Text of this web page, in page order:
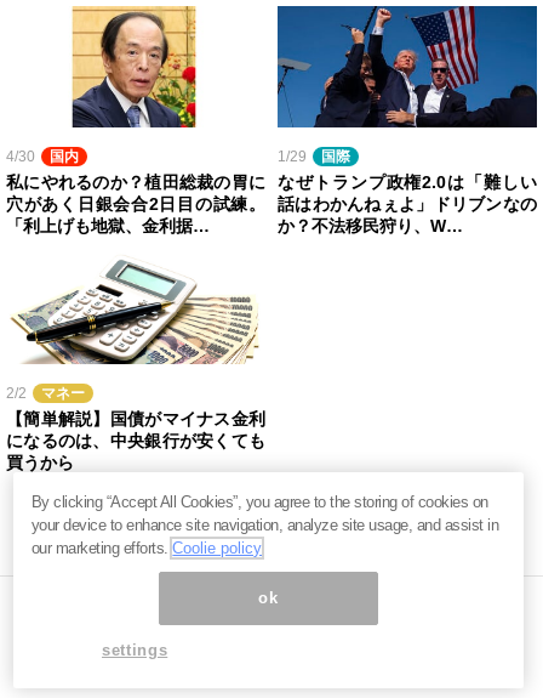
4/30 国内
私にやれるのか？植田総裁の胃に
穴があく日銀会合2日目の試練。
「利上げも地獄、金利据…
1/29 国際
なぜトランプ政権2.0は「難しい
話はわかんねぇよ」ドリブンなの
か？不法移民狩り、W…
2/2 マネー
【簡単解説】国債がマイナス金利
になるのは、中央銀行が安くても
買うから
ページ内の商標は全て商標権者に属します。無断転載を禁じます。 ©
By clicking “Accept All Cookies”, you agree to the storing of cookies on
your device to enhance site navigation, analyze site usage, and assist in
our marketing efforts.Coolie policy
ok
settings